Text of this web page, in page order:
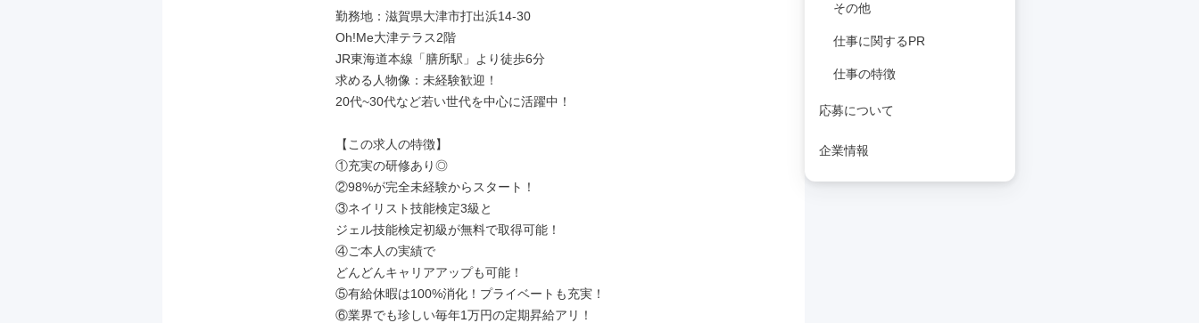
勤務地：滋賀県大津市打出浜14-30
Oh!Me大津テラス2階
JR東海道本線「膳所駅」より徒歩6分
求める人物像：未経験歓迎！
20代~30代など若い世代を中心に活躍中！
【この求人の特徴】
①充実の研修あり◎
②98%が完全未経験からスタート！
③ネイリスト技能検定3級と
ジェル技能検定初級が無料で取得可能！
④ご本人の実績で
どんどんキャリアアップも可能！
⑤有給休暇は100%消化！プライベートも充実！
⑥業界でも珍しい毎年1万円の定期昇給アリ！
その他
仕事に関するPR
仕事の特徴
応募について
企業情報